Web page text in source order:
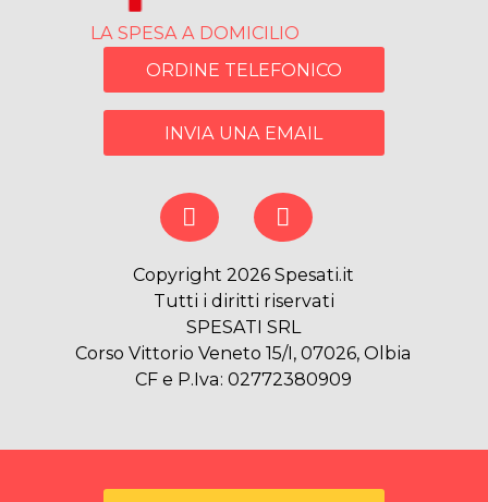
LA SPESA A DOMICILIO
ORDINE TELEFONICO
INVIA UNA EMAIL
Copyright 2026 Spesati.it
Tutti i diritti riservati
SPESATI SRL
Corso Vittorio Veneto 15/I, 07026, Olbia
CF e P.Iva: 02772380909